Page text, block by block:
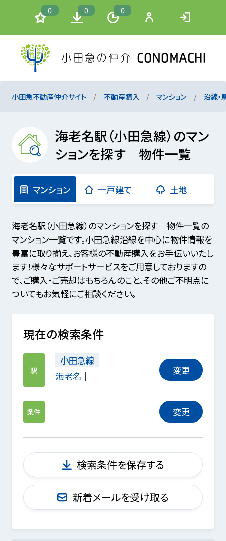
0 0 0
小田急不動産仲介サイト 不動産購入 マンション 沿線・
海老名駅（小田急線）のマン
ションを探す 物件一覧
マンション 一戸建て 土地
海老名駅（小田急線）のマンションを探す 物件一覧の
マンション一覧です。小田急線沿線を中心に物件情報を
豊富に取り揃え、お客様の不動産購入をお手伝いいたし
ます！様々なサポートサービスをご用意しておりますの
で、ご購入・ご売却はもちろんのこと、その他ご不明点に
ついてもお気軽にご相談ください。
現在の検索条件
駅
小田急線
海老名
変更
条件 変更
検索条件を保存する
新着メールを受け取る